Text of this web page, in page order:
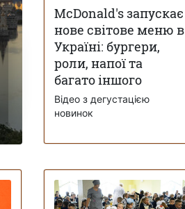
McDonald's запускає
нове світове меню в
Україні: бургери,
роли, напої та
багато іншого
Відео з дегустацією
новинок